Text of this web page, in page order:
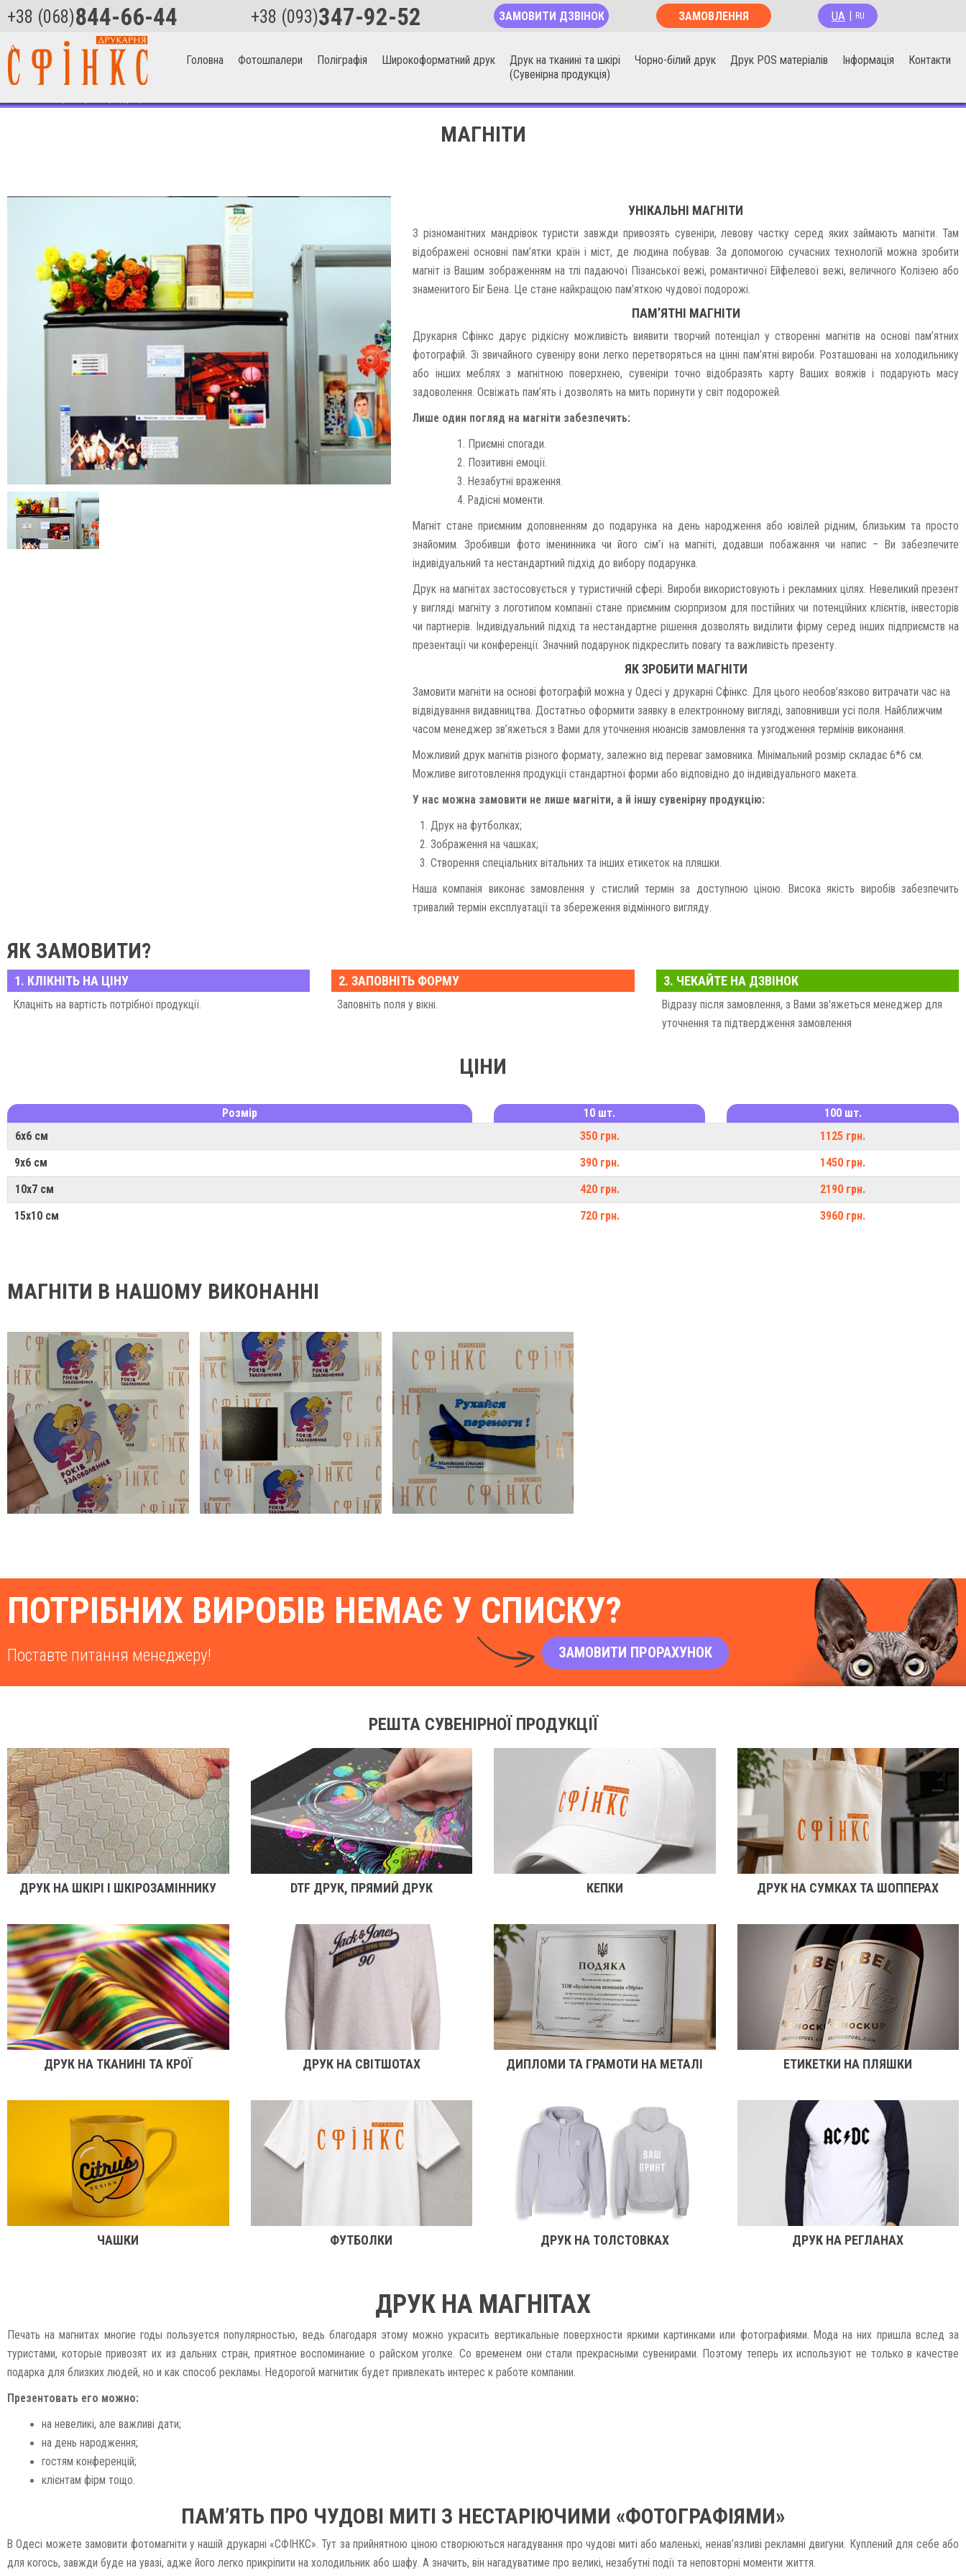
+38 (068)844-66-44 +38 (093)347-92-52 ЗАМОВИТИ ДЗВІНОК
ЗАМОВЛЕННЯ
UA RU
Головна Фотошпалери Поліграфія Широкоформатний друк
Друк на тканині та шкірі
(Сувенірна продукція)
Чорно-білий друк Друк POS матеріалів Інформація Контакти
МАГНІТИ
УНІКАЛЬНІ МАГНІТИ
З різноманітних мандрівок туристи завжди привозять сувеніри, левову частку серед яких займають магніти. Там
відображені основні пам’ятки країн і міст, де людина побував. За допомогою сучасних технологій можна зробити
магніт із Вашим зображенням на тлі падаючої Пізанської вежі, романтичної Ейфелевої вежі, величного Колізею або
знаменитого Біг Бена. Це стане найкращою пам’яткою чудової подорожі.
ПАМ’ЯТНІ МАГНІТИ
Друкарня Сфінкс дарує рідкісну можливість виявити творчий потенціал у створенні магнітів на основі пам’ятних
фотографій. Зі звичайного сувеніру вони легко перетворяться на цінні пам’ятні вироби. Розташовані на холодильнику
або інших меблях з магнітною поверхнею, сувеніри точно відобразять карту Ваших вояжів і подарують масу
задоволення. Освіжать пам’ять і дозволять на мить поринути у світ подорожей.
Лише один погляд на магніти забезпечить:
Приємні спогади.
Позитивні емоції.
Незабутні враження.
Радісні моменти.
Магніт стане приємним доповненням до подарунка на день народження або ювілей рідним, близьким та просто
знайомим. Зробивши фото іменинника чи його сім’ї на магніті, додавши побажання чи напис – Ви забезпечите
індивідуальний та нестандартний підхід до вибору подарунка.
Друк на магнітах застосовується у туристичній сфері. Вироби використовують і рекламних цілях. Невеликий презент
у вигляді магніту з логотипом компанії стане приємним сюрпризом для постійних чи потенційних клієнтів, інвесторів
чи партнерів. Індивідуальний підхід та нестандартне рішення дозволять виділити фірму серед інших підприємств на
презентації чи конференції. Значний подарунок підкреслить повагу та важливість презенту.
ЯК ЗРОБИТИ МАГНІТИ
Замовити магніти на основі фотографій можна у Одесі у друкарні Сфінкс. Для цього необов’язково витрачати час на
відвідування видавництва. Достатньо оформити заявку в електронному вигляді, заповнивши усі поля. Найближчим
часом менеджер зв’яжеться з Вами для уточнення нюансів замовлення та узгодження термінів виконання.
Можливий друк магнітів різного формату, залежно від переваг замовника. Мінімальний розмір складає 6*6 см.
Можливе виготовлення продукції стандартної форми або відповідно до індивідуального макета.
У нас можна замовити не лише магніти, а й іншу сувенірну продукцію:
Друк на футболках;
Зображення на чашках;
Створення спеціальних вітальних та інших етикеток на пляшки.
Наша компанія виконає замовлення у стислий термін за доступною ціною. Висока якість виробів забезпечить
тривалий термін експлуатації та збереження відмінного вигляду.
ЯК ЗАМОВИТИ?
1. КЛІКНІТЬ НА ЦІНУ
Клацніть на вартість потрібної продукції.
2. ЗАПОВНІТЬ ФОРМУ
Заповніть поля у вікні.
3. ЧЕКАЙТЕ НА ДЗВІНОК
Відразу після замовлення, з Вами зв'яжеться менеджер для
уточнення та підтвердження замовлення
ЦІНИ
Розмір 10 шт.
100 шт.
6х6 см
350 грн.
1125 грн.
9х6 см
390 грн.
1450 грн.
10х7 см
420 грн.
2190 грн.
15х10 см
720 грн. 3960 грн.
МАГНІТИ В НАШОМУ ВИКОНАННІ
ПОТРІБНИХ ВИРОБІВ НЕМАЄ У СПИСКУ?
Поставте питання менеджеру! ЗАМОВИТИ ПРОРАХУНОК
РЕШТА СУВЕНІРНОЇ ПРОДУКЦІЇ
ДРУК НА ШКІРІ І ШКІРОЗАМІННИКУ DTF ДРУК, ПРЯМИЙ ДРУК КЕПКИ ДРУК НА СУМКАХ ТА ШОППЕРАХ
ДРУК НА ТКАНИНІ ТА КРОЇ ДРУК НА СВІТШОТАХ ДИПЛОМИ ТА ГРАМОТИ НА МЕТАЛІ ЕТИКЕТКИ НА ПЛЯШКИ
ЧАШКИ ФУТБОЛКИ ДРУК НА ТОЛСТОВКАХ ДРУК НА РЕГЛАНАХ
ДРУК НА МАГНІТАХ
Печать на магнитах многие годы пользуется популярностью, ведь благодаря этому можно украсить вертикальные поверхности яркими картинками или фотографиями. Мода на них пришла вслед за
туристами, которые привозят их из дальних стран, приятное воспоминание о райском уголке. Со временем они стали прекрасными сувенирами. Поэтому теперь их используют не только в качестве
подарка для близких людей, но и как способ рекламы. Недорогой магнитик будет привлекать интерес к работе компании.
Презентовать его можно:
на невеликі, але важливі дати;
на день народження;
гостям конференцій;
клієнтам фірм тощо.
ПАМ’ЯТЬ ПРО ЧУДОВІ МИТІ З НЕСТАРІЮЧИМИ «ФОТОГРАФІЯМИ»
В Одесі можете замовити фотомагніти у нашій друкарні «СФІНКС». Тут за прийнятною ціною створюються нагадування про чудові миті або маленькі, ненав’язливі рекламні двигуни. Куплений для себе або
для когось, завжди буде на увазі, адже його легко прикріпити на холодильник або шафу. А значить, він нагадуватиме про великі, незабутні події та неповторні моменти життя.